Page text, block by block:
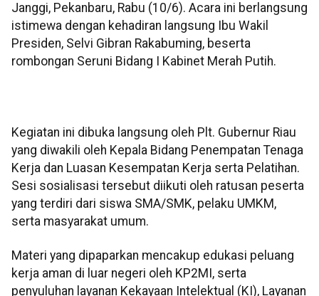
Janggi, Pekanbaru, Rabu (10/6). Acara ini berlangsung
istimewa dengan kehadiran langsung Ibu Wakil
Presiden, Selvi Gibran Rakabuming, beserta
rombongan Seruni Bidang I Kabinet Merah Putih.
Kegiatan ini dibuka langsung oleh Plt. Gubernur Riau
yang diwakili oleh Kepala Bidang Penempatan Tenaga
Kerja dan Luasan Kesempatan Kerja serta Pelatihan.
Sesi sosialisasi tersebut diikuti oleh ratusan peserta
yang terdiri dari siswa SMA/SMK, pelaku UMKM,
serta masyarakat umum.
Materi yang dipaparkan mencakup edukasi peluang
kerja aman di luar negeri oleh KP2MI, serta
penyuluhan layanan Kekayaan Intelektual (KI), Layanan